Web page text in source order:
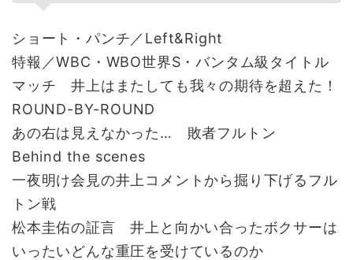
ショート・パンチ／Left&Right
特報／WBC・WBO世界S・バンタム級タイトル
マッチ 井上はまたしても我々の期待を超えた！
ROUND-BY-ROUND
あの右は見えなかった… 敗者フルトン
Behind the scenes
一夜明け会見の井上コメントから掘り下げるフル
トン戦
松本圭佑の証言 井上と向かい合ったボクサーは
いったいどんな重圧を受けているのか